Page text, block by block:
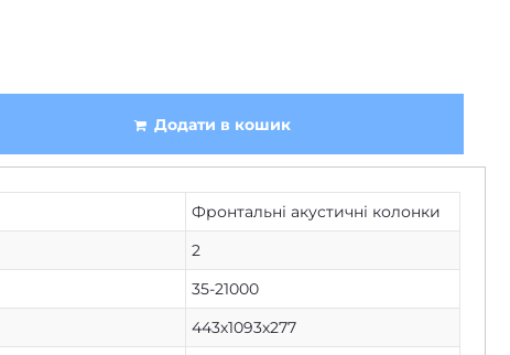
Додати в кошик
Фронтальні акустичні колонки
2
35-21000
443х1093х277